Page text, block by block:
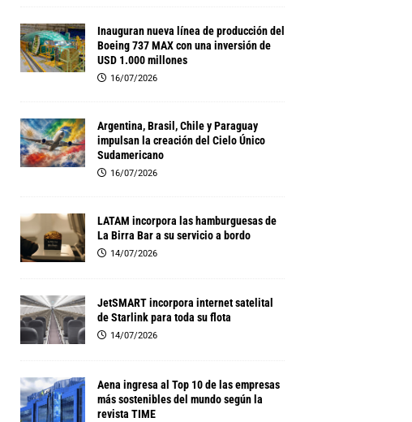
Inauguran nueva línea de producción del
Boeing 737 MAX con una inversión de
USD 1.000 millones
16/07/2026
Argentina, Brasil, Chile y Paraguay
impulsan la creación del Cielo Único
Sudamericano
16/07/2026
LATAM incorpora las hamburguesas de
La Birra Bar a su servicio a bordo
14/07/2026
JetSMART incorpora internet satelital
de Starlink para toda su flota
14/07/2026
Aena ingresa al Top 10 de las empresas
más sostenibles del mundo según la
revista TIME